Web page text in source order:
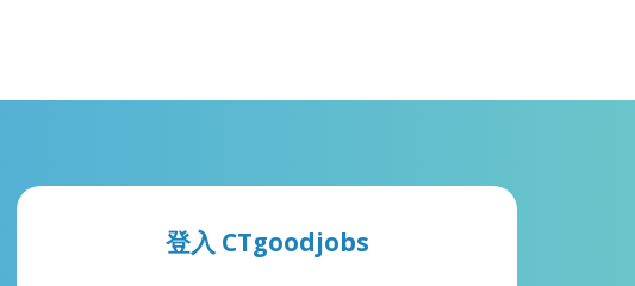
登入 CTgoodjobs